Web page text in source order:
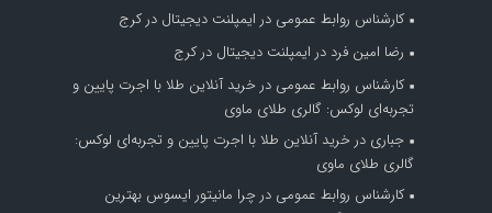
کارشناس روابط عمومی در ایمپلنت دیجیتال در کرج
رضا امین فرد در ایمپلنت دیجیتال در کرج
کارشناس روابط عمومی در خرید آنلاین طلا با اجرت پایین و
تجربه‌ای لوکس: گالری طلای ماوی
جباری در خرید آنلاین طلا با اجرت پایین و تجربه‌ای لوکس:
گالری طلای ماوی
کارشناس روابط عمومی در چرا مانیتور ایسوس بهترین